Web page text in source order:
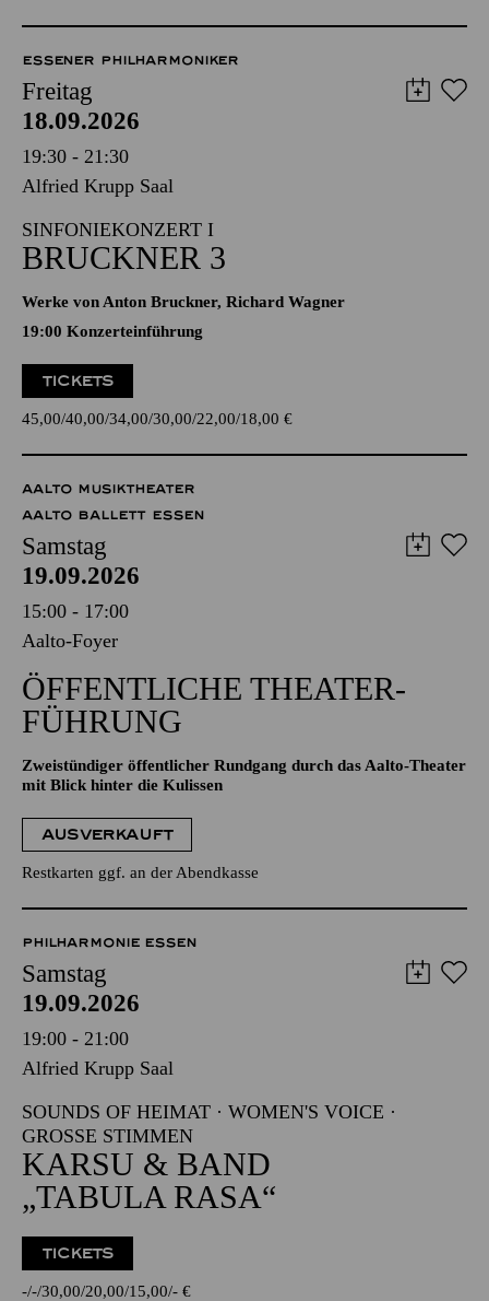
ESSENER PHILHARMONIKER
Freitag
18.09.2026
19:30 - 21:30
Alfried Krupp Saal
SINFONIEKONZERT I
BRUCKNER 3
Werke von Anton Bruckner, Richard Wagner
19:00 Konzerteinführung
TICKETS
45,00 40,00 34,00 30,00 22,00 18,00 €
AALTO MUSIKTHEATER
AALTO BALLETT ESSEN
Samstag
19.09.2026
15:00 - 17:00
Aalto-Foyer
ÖFFENTLICHE THEATER­
FÜHRUNG
Zweistündiger öffentlicher Rundgang durch das Aalto-Theater
mit Blick hinter die Kulissen
AUSVERKAUFT
Restkarten ggf. an der Abendkasse
PHILHARMONIE ESSEN
Samstag
19.09.2026
19:00 - 21:00
Alfried Krupp Saal
SOUNDS OF HEIMAT · WOMEN'S VOICE ·
GROSSE STIMMEN
KARSU & BAND
„TABULA RASA“
TICKETS
- - 30,00 20,00 15,00 - €